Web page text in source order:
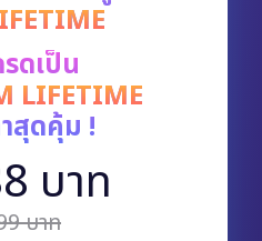
ดเป็น
LIFETIME
สุดคุ้ม !
บาท
บาท